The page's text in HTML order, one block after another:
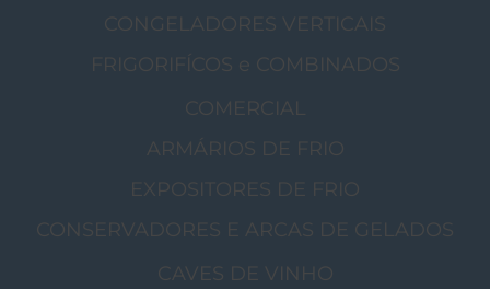
CONGELADORES VERTICAIS
FRIGORIFÍCOS e COMBINADOS
COMERCIAL
ARMÁRIOS DE FRIO
EXPOSITORES DE FRIO
CONSERVADORES E ARCAS DE GELADOS
CAVES DE VINHO